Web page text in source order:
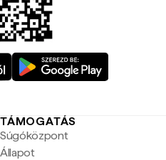
TÁMOGATÁS
Súgóközpont
Állapot